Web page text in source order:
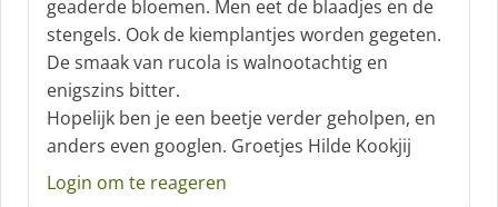
geaderde bloemen. Men eet de blaadjes en de
stengels. Ook de kiemplantjes worden gegeten.
De smaak van rucola is walnootachtig en
enigszins bitter.
Hopelijk ben je een beetje verder geholpen, en
anders even googlen. Groetjes Hilde Kookjij
Login om te reageren